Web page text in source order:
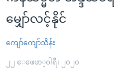
သည့်
Link
များ
ပင်မ
မြန်မာ
ကမ္ဘာ့သတင်းများ
နိုင်ငံတကာ
ဗွီဒီယို
သတင်းလွတ်လပ်ခွင့်
မျှော်လင့်နိုင်
ကျော်ကျော်သိန်း
၂၂ ေဖေဖာ္၀ါရီ၊ ၂၀၂၀